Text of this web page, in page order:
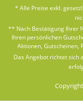
* Alle Preise exkl.
** Nach Bestätigung Ihrer
Ihren persönlichen
Aktionen, Gutscheinen,
Das Angebot richtet sich